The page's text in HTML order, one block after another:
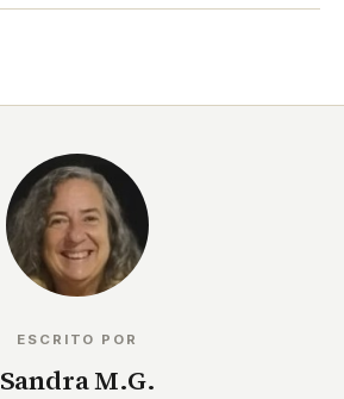
ESCRITO POR
Sandra M.G.